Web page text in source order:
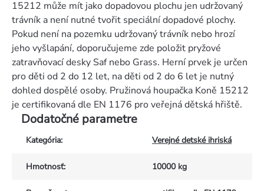
15212 může mít jako dopadovou plochu jen udržovaný
trávník a není nutné tvořit speciální dopadové plochy.
Pokud není na pozemku udržovaný trávník nebo hrozí
jeho vyšlapání, doporučujeme zde položit pryžové
zatravňovací desky Saf nebo Grass. Herní prvek je určen
pro děti od 2 do 12 let, na děti od 2 do 6 let je nutný
dohled dospělé osoby. Pružinová houpačka Koně 15212
je certifikovaná dle EN 1176 pro veřejná dětská hřiště.
Dodatočné parametre
Kategória: Verejné detské ihriská
Hmotnosť: 10000 kg